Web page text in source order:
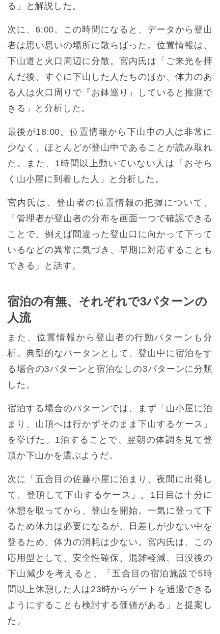
る」と解説した。
次に、6:00。この時間になると、データから登山
者は思い思いの場所に散らばった。位置情報は、
下山道と火口周辺に分散。宮内氏は「ご来光を拝
んだ後、すぐに下山した人たちのほか、体力のあ
る人は火口周りで『お鉢巡り』していると推測で
きる」と分析した。
最後が18:00。位置情報から下山中の人は非常に
少なく、ほとんどが登山中であることが読み取れ
た。また、1時間以上動いていない人は「おそら
く山小屋に到着した人」と分析した。
宮内氏は、登山者の位置情報の把握について、
「管理者が登山者の分布を画面一つで確認できる
ことで、例えば間違った登山口に向かって下って
いるなどの異常に気づき、早期に対応することも
できる」と話す。
宿泊の有無、それぞれで3パターンの
人流
また、位置情報から登山者の行動パターンも分
析。典型的なパータンとして、登山中に宿泊をす
る場合の3パターンと宿泊なしの3パターンに分類
した。
宿泊する場合のパターンでは、まず「山小屋に泊
まり、山頂へは行かずそのまま下山するケース」
を挙げた。1泊することで、翌朝の体調を見て登
頂か下山かを選ぶようだ。
次に「五合目の佐藤小屋に泊まり、夜間に出発し
て、登頂して下山するケース」。1日目は十分に
休憩を取ってから、登山を開始。一気に登って下
るため体力は必要になるが、日差しが少ない中を
登るため、体力の消耗は少ない。宮内氏は、この
応用型として、安全性確保、混雑軽減、日没後の
下山減少を考えると、「五合目の宿泊施設で5時
間以上休憩した人は23時からゲートを通過できる
ようにすることも検討する価値がある」と提案し
た。